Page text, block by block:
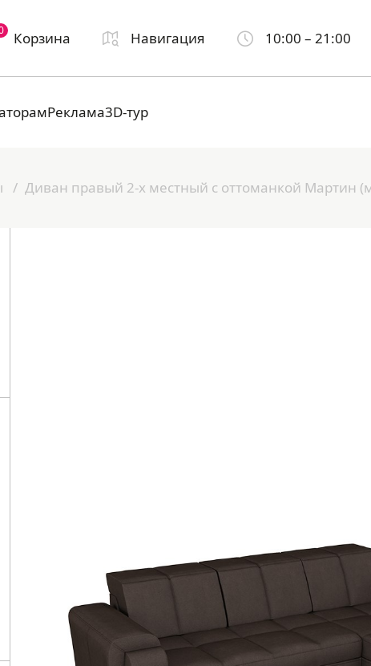
Корзина Навигация 10:00 – 21:00
Реклама3D-тур
Диван правый 2-х местный с оттоманкой Мартин